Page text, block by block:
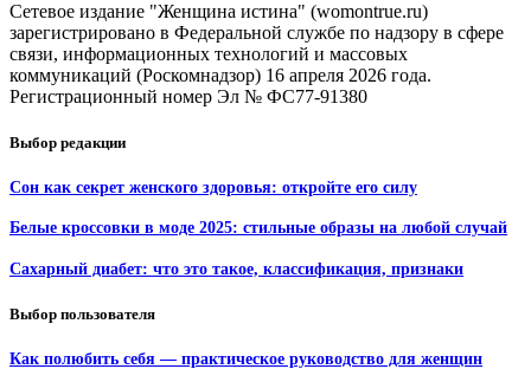
Сетевое издание "Женщина истина" (womontrue.ru)
зарегистрировано в Федеральной службе по надзору в сфере
связи, информационных технологий и массовых
коммуникаций (Роскомнадзор) 16 апреля 2026 года.
Регистрационный номер Эл № ФС77-91380
Выбор редакции
Сон как секрет женского здоровья: откройте его силу
Белые кроссовки в моде 2025: стильные образы на любой случай
Сахарный диабет: что это такое, классификация, признаки
Выбор пользователя
Как полюбить себя — практическое руководство для женщин